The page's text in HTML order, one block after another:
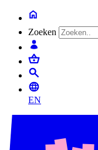
Zoeken
EN